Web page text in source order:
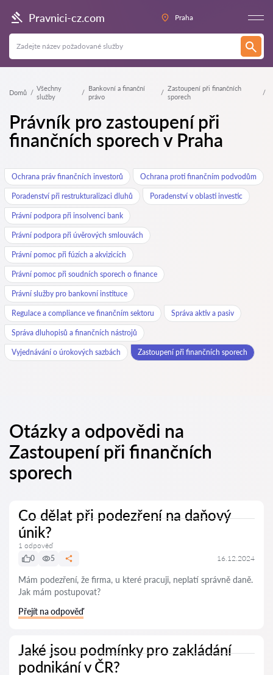
Pravnici-cz.com Praha
Domů
Všechny
služby
Bankovní a finanční
právo
Zastoupení při finančních
sporech
Právník pro zastoupení při
finančních sporech v Praha
Ochrana práv finančních investorů Ochrana proti finančním podvodům
Poradenství při restrukturalizaci dluhů Poradenství v oblasti investic
Právní podpora při insolvenci bank
Právní podpora při úvěrových smlouvách
Právní pomoc při fúzích a akvizicích
Právní pomoc při soudních sporech o finance
Právní služby pro bankovní instituce
Regulace a compliance ve finančním sektoru Správa aktiv a pasiv
Správa dluhopisů a finančních nástrojů
Vyjednávání o úrokových sazbách Zastoupení při finančních sporech
Otázky a odpovědi na
Zastoupení při finančních
sporech
Co dělat při podezření na daňový
únik?
1 odpověď
0
5 16.12.2024
Mám podezření, že firma, u které pracuji, neplatí správně daně.
Jak mám postupovat?
Přejít na odpověď
Jaké jsou podmínky pro zakládání
podnikání v ČR?